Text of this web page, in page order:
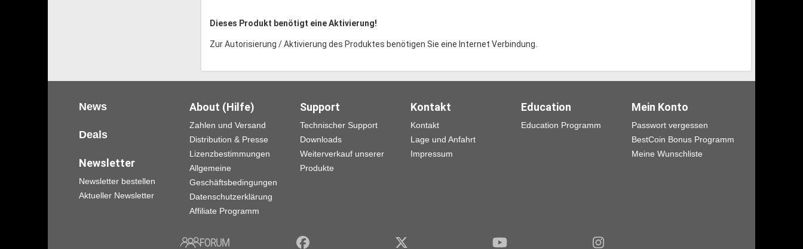
Dieses Produkt benötigt eine Aktivierung!
Zur Autorisierung / Aktivierung des Produktes benötigen Sie eine Internet Verbindung.
News
Deals
Newsletter
Newsletter bestellen
Aktueller Newsletter
About (Hilfe)
Zahlen und Versand
Distribution & Presse
Lizenzbestimmungen
Allgemeine
Geschäftsbedingungen
Datenschutzerklärung
Affiliate Programm
Support
Technischer Support
Downloads
Weiterverkauf unserer
Produkte
Kontakt
Kontakt
Lage und Anfahrt
Impressum
Education
Education Programm
Mein Konto
Passwort vergessen
BestCoin Bonus Programm
Meine Wunschliste